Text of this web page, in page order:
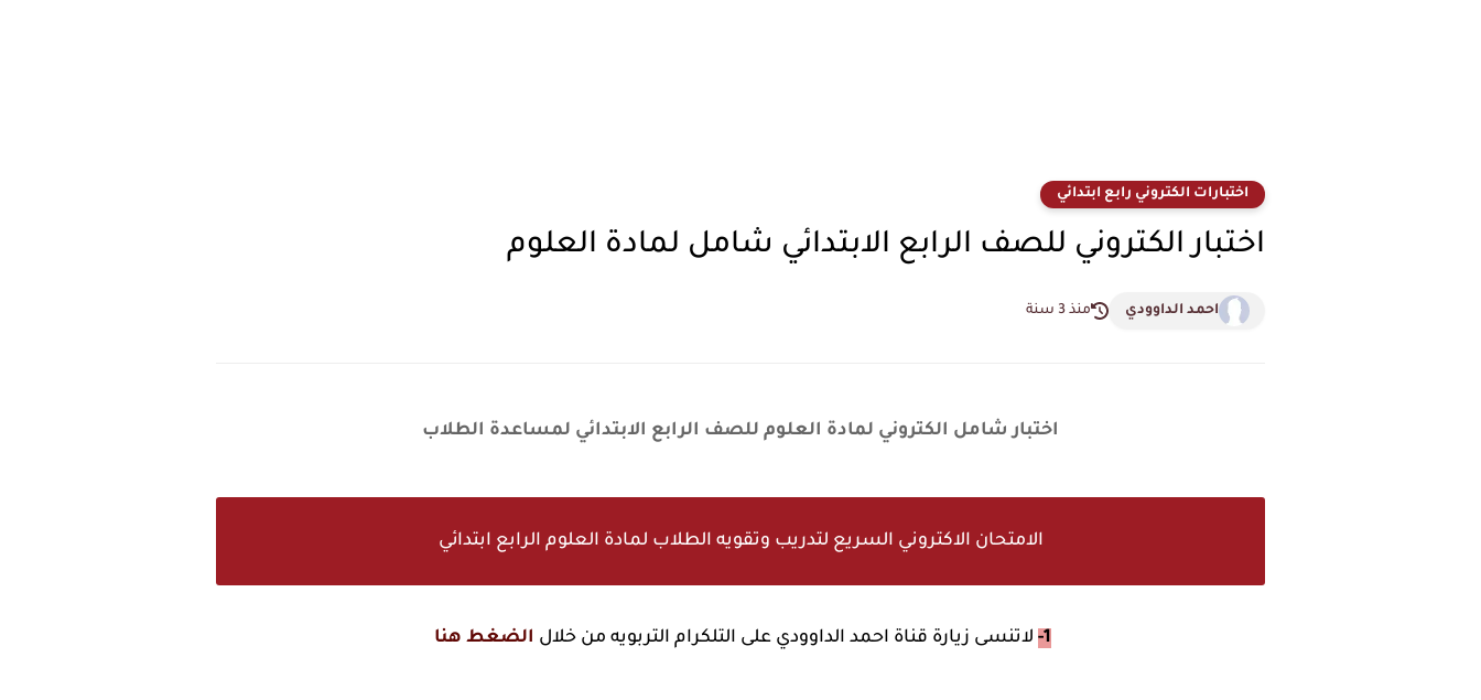
اختبارات الكتروني رابع ابتدائي
اختبار الكتروني للصف الرابع الابتدائي شامل لمادة العلوم
احمد الداوودي منذ 3 سنة
اختبار شامل الكتروني لمادة العلوم للصف الرابع الابتدائي لمساعدة الطلاب
الامتحان الاكتروني السريع لتدريب وتقويه الطلاب لمادة العلوم الرابع ابتدائي
1- لاتنسى زيارة قناة احمد الداوودي على التلكرام التربويه من خلال الضغط هنا